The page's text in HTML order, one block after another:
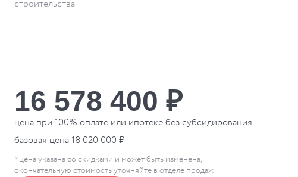
строительства
16 578 400 ₽
цена при 100% оплате или ипотеке без субсидирования
базовая цена 18 020 000 ₽
* цена указана со скидками и может быть изменена,
окончательную стоимость уточняйте в отделе продаж